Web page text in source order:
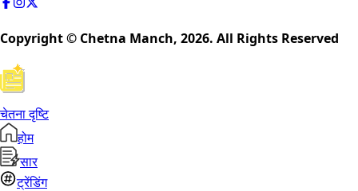
Copyright © Chetna Manch, 2026. All Rights Reserved
चेतना दृष्टि
होम
सार
ट्रेंडिंग